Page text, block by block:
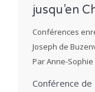
jusqu’en
Conférences
Joseph de
ParAnne-Sophie
Conférence de